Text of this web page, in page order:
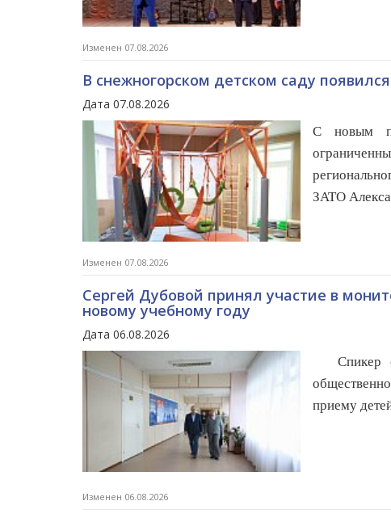
Изменен 07.08.2026
В снежногорском детском саду
Дата 07.08.2026
С новым
ЗАТО
Изменен 07.08.2026
Сергей Дубовой принял участие в
новому учебному году
Дата 06.08.2026
Спикер
приему
Изменен 06.08.2026